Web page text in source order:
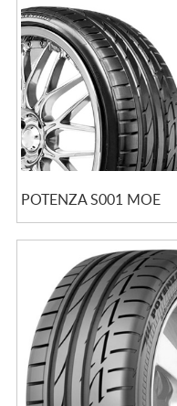
POTENZA S001 MOE